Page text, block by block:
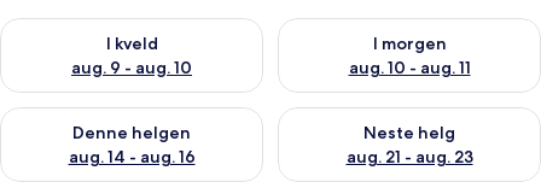
I kveld
aug. 9 - aug. 10
Sjekk tilgjengelighet for i kveld, aug. 9 - aug. 10
I morgen
aug. 10 - aug. 11
Sjekk tilgjengelighet for i
Denne helgen
aug. 14 - aug. 16
Sjekk tilgjengelighet for denne helgen, aug. 14 - aug. 16
Neste helg
aug. 21 - aug. 23
Sjekk tilgjengelighet for